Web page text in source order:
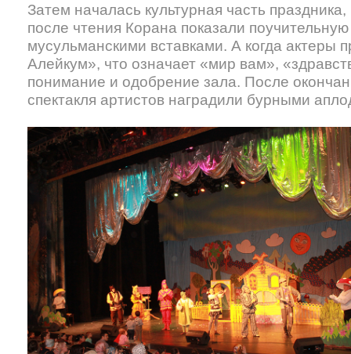
Затем началась культурная часть
после чтения Корана показали
мусульманскими вставками. А когда актеры
Алейкум», что означает «мир вам»,
понимание и одобрение зала. После
спектакля артистов наградили бурными